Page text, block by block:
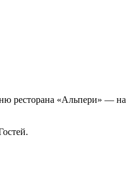
ресторана «Альпери» —